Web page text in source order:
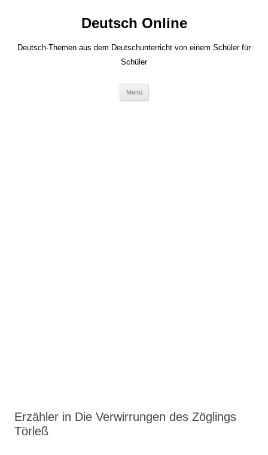
Deutsch Online
Deutsch-Themen aus dem Deutschunterricht von einem Schüler für
Schüler
Menü
Erzähler in Die Verwirrungen des Zöglings
Törleß